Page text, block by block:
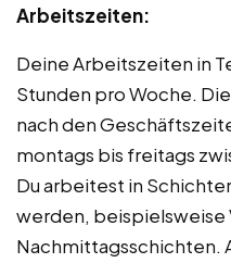
Arbeitszeiten:
Deine Arbeitszeiten in
Stunden pro Woche.
nach den
montags bis freitags
Du arbeitest in
werden,
Nachmittagsschichten.